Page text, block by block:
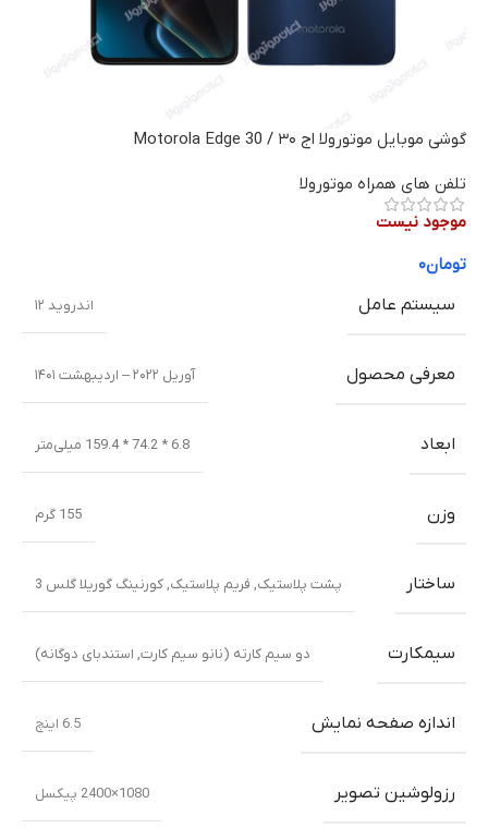
گوشی موبایل موتورولا اج ۳۰ / Motorola Edge 30
تلفن های همراه موتورولا
موجود نیست
تومان۰
سیستم عامل
اندروید ۱۲
معرفی محصول آوریل ۲۰۲۲ – اردیبهشت ۱۴۰۱
ابعاد 6.8 * 74.2 * 159.4 میلی‌متر
وزن 155 گرم
ساختار پشت پلاستیک, فریم پلاستیک,کورنینگ گوریلا گلس 3
سیمکارت دو سیم کارته (نانو سیم کارت, استندبای دوگانه)
اندازه صفحه نمایش 6.5 اینچ
رزولوشین تصویر 1080×2400 پیکسل